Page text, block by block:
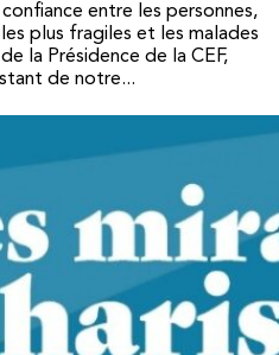
entre les personnes,
plus fragiles et les malades
la Présidence de la CEF,
de notre...